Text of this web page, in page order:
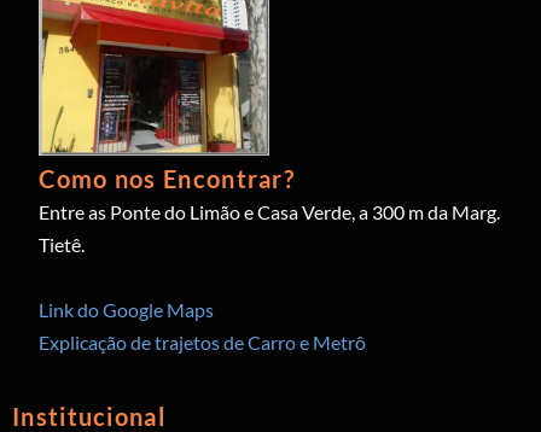
Como nos Encontrar?
Entre as Ponte do Limão e Casa Verde, a 300 m da Marg.
Tietê.
Link do Google Maps
Explicação de trajetos de Carro e Metrô
Institucional